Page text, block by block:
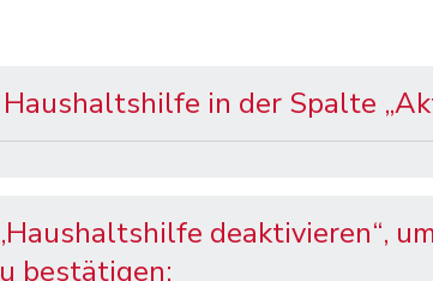
in der Spalte
deaktivieren“,
bestätigen;